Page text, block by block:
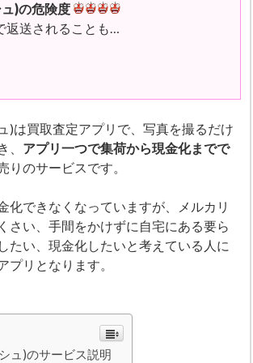
)の危険度
返送されることも…
)は買取査定アプリで、写真を撮るだけ
、 アプリ一つで集荷から現金化までで
りのサービスです。
化できなくなっていますが、メルカリ
さい、手間をかけずに自宅にある要ら
たい、現金化したいと考えている人に
プリとなります。
ュ)のサービス説明